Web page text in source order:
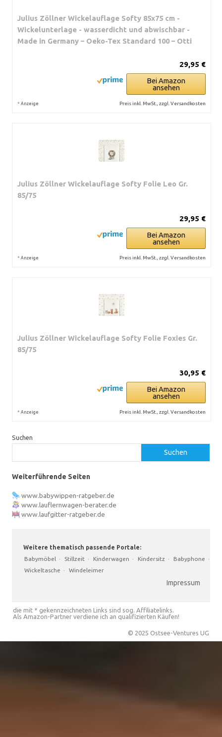
Julius Zöllner Wickelauflage Softy 85x75 cm -
Wickelunterlage - wasserdicht und abwischbar -
Made in Germany – Oeko-Tex Standard 100 – Otti
29,95 €
Bei Amazon
ansehen
* Anzeige Preis inkl. MwSt., zzgl. Versandkosten
Julius Zöllner Wickelauflage Softy Folie Leo Gr.
85/75
29,95 €
Bei Amazon
ansehen
* Anzeige Preis inkl. MwSt., zzgl. Versandkosten
Julius Zöllner Wickelauflage Softy Folie Foxies Gr.
85/75
30,95 €
Bei Amazon
ansehen
* Anzeige Preis inkl. MwSt., zzgl. Versandkosten
Suchen
Suchen
Weiterführende Seiten
www.babywippen-ratgeber.de
www.lauflernwagen-berater.de
www.laufgitter-ratgeber.de
Weitere thematisch passende Portale:
Babymöbel · Stillzeit · Kinderwagen · Kindersitz · Babyphone ·
Wickeltasche · Windeleimer
Impressum
die mit * gekennzeichneten Links sind sog. Affiliatelinks.
Als Amazon-Partner verdiene ich an qualifizierten Käufen!
© 2025 Ostsee-Ventures UG